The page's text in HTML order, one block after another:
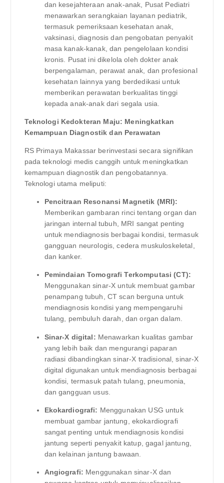
dan kesejahteraan anak-anak, Pusat Pediatri
menawarkan serangkaian layanan pediatrik,
termasuk pemeriksaan kesehatan anak,
vaksinasi, diagnosis dan pengobatan penyakit
masa kanak-kanak, dan pengelolaan kondisi
kronis. Pusat ini dikelola oleh dokter anak
berpengalaman, perawat anak, dan profesional
kesehatan lainnya yang berdedikasi untuk
memberikan perawatan berkualitas tinggi
kepada anak-anak dari segala usia.
Teknologi Kedokteran Maju: Meningkatkan
Kemampuan Diagnostik dan Perawatan
RS Primaya Makassar berinvestasi secara signifikan
pada teknologi medis canggih untuk meningkatkan
kemampuan diagnostik dan pengobatannya.
Teknologi utama meliputi:
Pencitraan Resonansi Magnetik (MRI):
Memberikan gambaran rinci tentang organ dan
jaringan internal tubuh, MRI sangat penting
untuk mendiagnosis berbagai kondisi, termasuk
gangguan neurologis, cedera muskuloskeletal,
dan kanker.
Pemindaian Tomografi Terkomputasi (CT):
Menggunakan sinar-X untuk membuat gambar
penampang tubuh, CT scan berguna untuk
mendiagnosis kondisi yang mempengaruhi
tulang, pembuluh darah, dan organ dalam.
Sinar-X digital: Menawarkan kualitas gambar
yang lebih baik dan mengurangi paparan
radiasi dibandingkan sinar-X tradisional, sinar-X
digital digunakan untuk mendiagnosis berbagai
kondisi, termasuk patah tulang, pneumonia,
dan gangguan usus.
Ekokardiografi: Menggunakan USG untuk
membuat gambar jantung, ekokardiografi
sangat penting untuk mendiagnosis kondisi
jantung seperti penyakit katup, gagal jantung,
dan kelainan jantung bawaan.
Angiografi: Menggunakan sinar-X dan